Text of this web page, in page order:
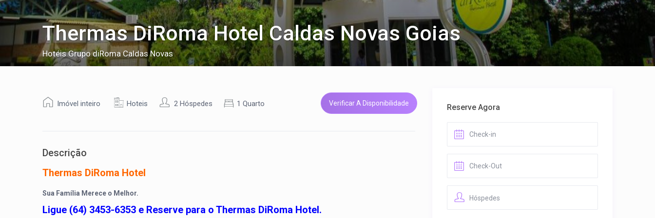
Thermas DiRoma Hotel Caldas Novas Goias
Hotéis Grupo diRoma Caldas Novas
Imóvel inteiro Hoteis 2 Hóspedes 1 Quarto Verificar A Disponibilidade
Descrição
Thermas DiRoma Hotel
Sua Família Merece o Melhor.
Ligue (64) 3453-6353 e Reserve para o Thermas DiRoma Hotel.
Reserve Agora
Hóspedes